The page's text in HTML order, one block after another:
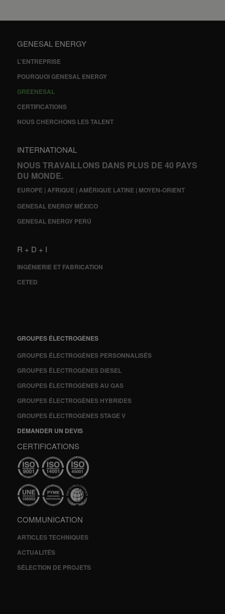
GENESAL ENERGY
L'ENTREPRISE
POURQUOI GENESAL ENERGY
GREENESAL
CERTIFICATIONS
NOUS CHERCHONS LES TALENT
INTERNATIONAL
NOUS TRAVAILLONS DANS PLUS DE 40 PAYS
DU MONDE.
EUROPE | AFRIQUE | AMÉRIQUE LATINE | MOYEN-ORIENT
GENESAL ENERGY MÉXICO
GENESAL ENERGY PERÚ
R + D + I
INGÉNIERIE ET FABRICATION
CETED
GROUPES ÉLECTROGÈNES
GROUPES ÉLECTROGÈNES PERSONNALISÉS
GROUPES ÉLECTROGÈNES DIESEL
GROUPES ÉLECTROGÈNES AU GAS
GROUPES ÉLECTROGÈNES HYBRIDES
GROUPES ÉLECTROGÈNES STAGE V
DEMANDER UN DEVIS
CERTIFICATIONS
COMMUNICATION
ARTICLES TECHNIQUES
ACTUALITÉS
SÉLECTION DE PROJETS